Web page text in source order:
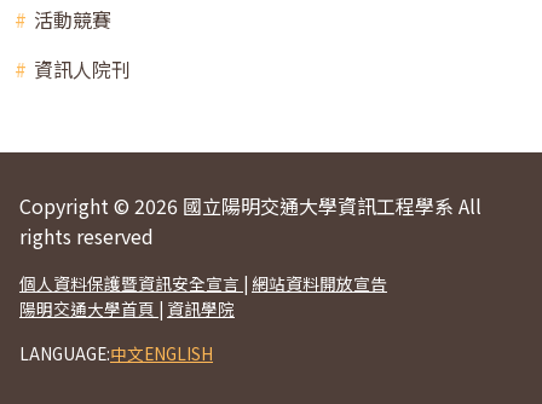
活動競賽
資訊人院刊
Copyright © 2026 國立陽明交通大學資訊工程學系 All
rights reserved
個人資料保護暨資訊安全宣言 | 網站資料開放宣告
陽明交通大學首頁 | 資訊學院
LANGUAGE:中文ENGLISH